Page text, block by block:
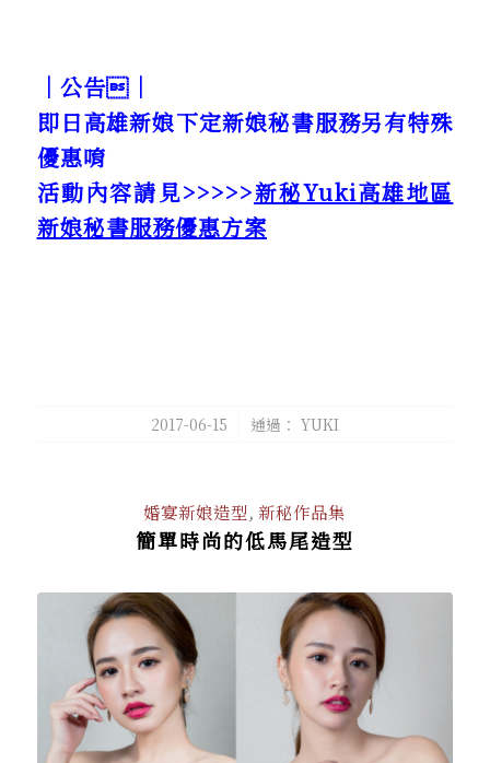
｜公告｜
即日高雄新娘下定新娘秘書服務另有特殊
優惠唷
活動內容請見>>>>>新秘Yuki高雄地區
新娘秘書服務優惠方案
2017-06-15
/ 通過： YUKI
婚宴新娘造型,新秘作品集
簡單時尚的低馬尾造型